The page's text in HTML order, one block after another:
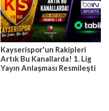
Kayserispor'un Rakipleri
Artık Bu Kanallarda! 1. Lig
Yayın Anlaşması Resmileşti